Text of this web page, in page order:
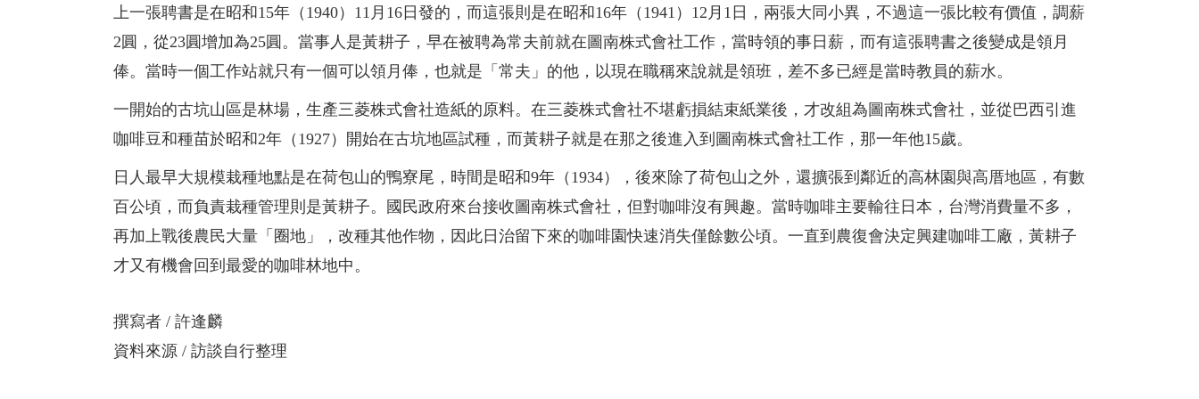
上一張聘書是在昭和15年（1940）11月16日發的，而這張則是在昭和16年（1941）12月1日，兩張大同小異，不過這一張比較有價值，調薪
2圓，從23圓增加為25圓。當事人是黃耕子，早在被聘為常夫前就在圖南株式會社工作，當時領的事日薪，而有這張聘書之後變成是領月
俸。當時一個工作站就只有一個可以領月俸，也就是「常夫」的他，以現在職稱來說就是領班，差不多已經是當時教員的薪水。
一開始的古坑山區是林場，生產三菱株式會社造紙的原料。在三菱株式會社不堪虧損結束紙業後，才改組為圖南株式會社，並從巴西引進
咖啡豆和種苗於昭和2年（1927）開始在古坑地區試種，而黃耕子就是在那之後進入到圖南株式會社工作，那一年他15歲。
日人最早大規模栽種地點是在荷包山的鴨寮尾，時間是昭和9年（1934），後來除了荷包山之外，還擴張到鄰近的高林園與高厝地區，有數
百公頃，而負責栽種管理則是黃耕子。國民政府來台接收圖南株式會社，但對咖啡沒有興趣。當時咖啡主要輸往日本，台灣消費量不多，
再加上戰後農民大量「圈地」，改種其他作物，因此日治留下來的咖啡園快速消失僅餘數公頃。一直到農復會決定興建咖啡工廠，黃耕子
才又有機會回到最愛的咖啡林地中。
撰寫者
許逢麟
資料來源
訪談自行整理